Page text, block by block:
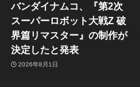
バンダイナムコ、『第2次
スーパーロボット大戦Z 破
界篇リマスター』の制作が
決定したと発表
2026年8月1日